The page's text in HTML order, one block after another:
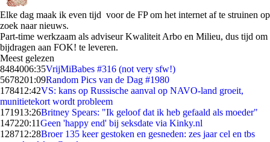
Elke dag maak ik even tijd voor de FP om het internet af te struinen op
zoek naar nieuws.
Part-time werkzaam als adviseur Kwaliteit Arbo en Milieu, dus tijd om
bijdragen aan FOK! te leveren.
Meest gelezen
8484006:35VrijMiBabes #316 (not very sfw!)
5678201:09Random Pics van de Dag #1980
178412:42VS: kans op Russische aanval op NAVO-land groeit,
munitietekort wordt probleem
171913:26Britney Spears: "Ik geloof dat ik heb gefaald als moeder"
147220:11Geen 'happy end' bij seksdate via Kinky.nl
128712:28Broer 135 keer gestoken en gesneden: zes jaar cel en tbs